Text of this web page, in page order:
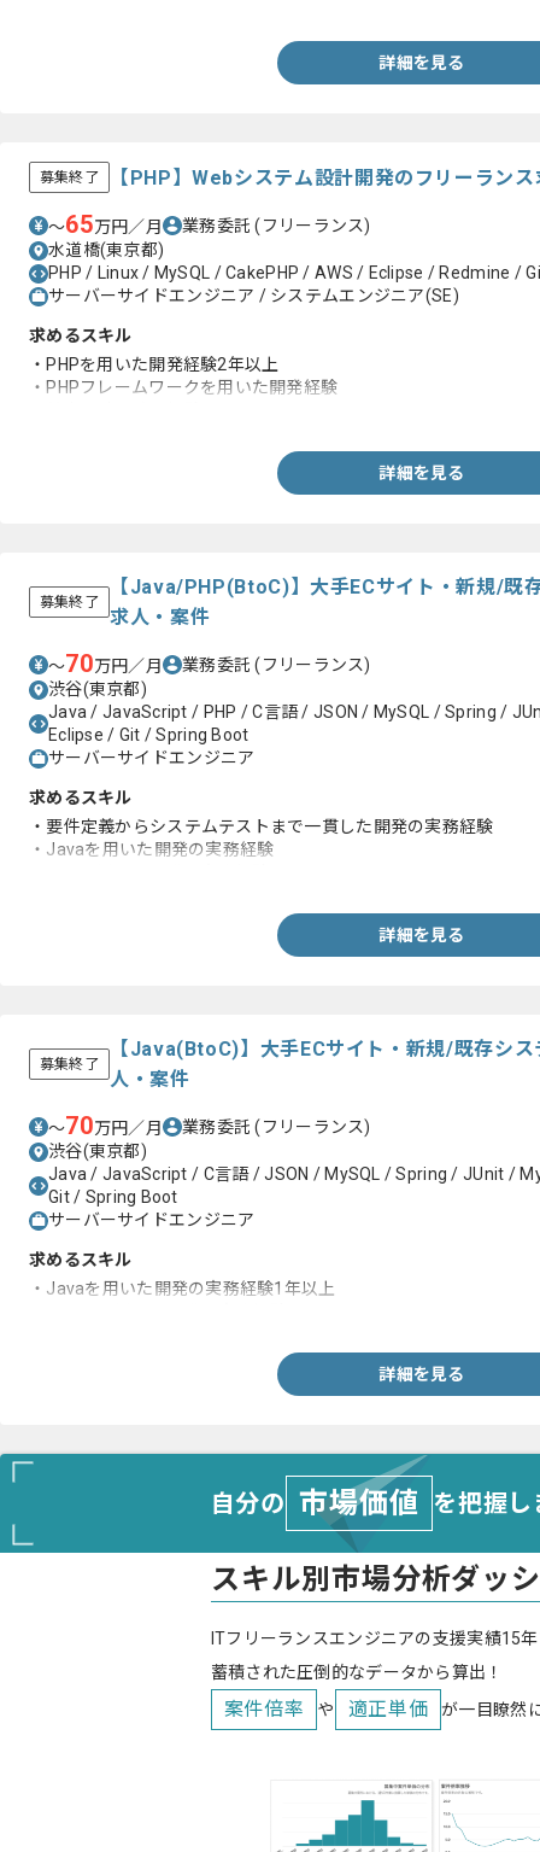
詳細を見る
募集終了 【PHP】Webシステム設計開発のフリーラン
〜65万円／月 業務委託(フリーランス)
水道橋(東京都)
PHP / Linux / MySQL / CakePHP / AWS / Eclipse / Redmine /
サーバーサイドエンジニア / システムエンジニア(SE)
求めるスキル
・PHPを用いた開発経験2年以上
・PHPフレームワークを用いた開発経験
詳細を見る
募集終了
【Java/PHP(BtoC)】大手ECサイト・新規/既
求人・案件
〜70万円／月 業務委託(フリーランス)
渋谷(東京都)
Java / JavaScript / PHP / C言語 / JSON / MySQL / Spring /
Eclipse / Git / Spring Boot
サーバーサイドエンジニア
求めるスキル
・要件定義からシステムテストまで一貫した開発の実務経験
・Javaを用いた開発の実務経験
詳細を見る
募集終了
【Java(BtoC)】大手ECサイト・新規/既存シ
人・案件
〜70万円／月 業務委託(フリーランス)
渋谷(東京都)
Java / JavaScript / C言語 / JSON / MySQL / Spring / JUnit /
Git / Spring Boot
サーバーサイドエンジニア
求めるスキル
・Javaを用いた開発の実務経験1年以上
詳細を見る
自分の 市場価値 を把握
スキル別市場分析ダッ
ITフリーランスエンジニアの支援実績15
蓄積された圧倒的なデータから算出！
案件倍率 や 適正単価 が一目瞭然